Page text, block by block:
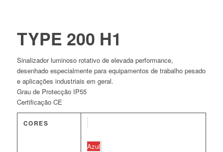
TYPE 200 H1
Sinalizador luminoso rotativo de elevada performance,
desenhado especialmente para equipamentos de trabalho pesado
e aplicações industriais em geral.
Grau de Protecção IP55
Certificação CE
CORES
Azul